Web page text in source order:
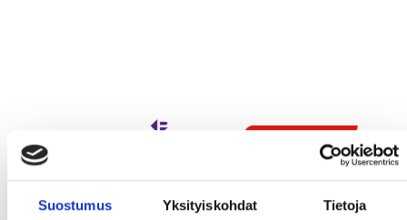
Suostumus Yksityiskohdat Tietoja